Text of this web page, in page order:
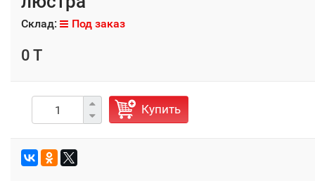
Склад: Под заказ
0 T
Купить